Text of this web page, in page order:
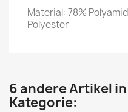
Material: 78%
Polyester
6 andere Artikel
Kategorie: